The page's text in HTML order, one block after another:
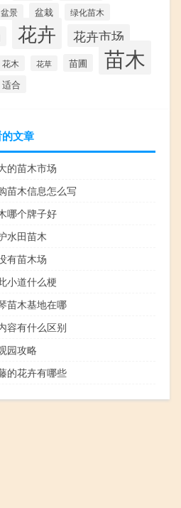
盆景 盆栽 绿化苗木
花卉 花卉市场
花木 花草 苗圃 苗木
适合
文章
的苗木市场
苗木信息怎么写
哪个牌子好
水田苗木
有苗木场
小道什么梗
苗木基地在哪
容有什么区别
园攻略
的花卉有哪些